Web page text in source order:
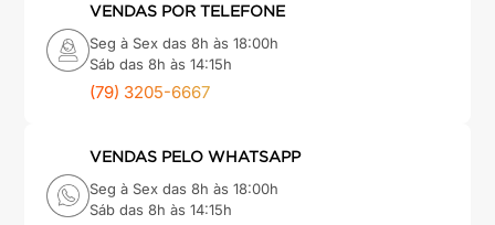
VENDAS POR TELEFONE
Seg à Sex das 8h às 18:00h
Sáb das 8h às 14:15h
(79) 3205-6667
VENDAS PELO WHATSAPP
Seg à Sex das 8h às 18:00h
Sáb das 8h às 14:15h